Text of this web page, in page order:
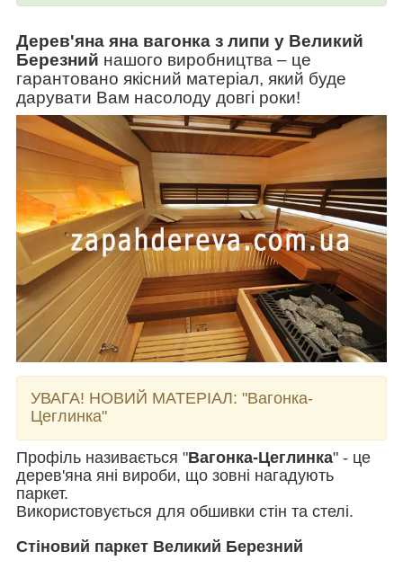
Дерев'яна яна вагонка з липи у Великий
Березний нашого виробництва – це
гарантовано якісний матеріал, який буде
дарувати Вам насолоду довгі роки!
УВАГА! НОВИЙ МАТЕРІАЛ: "Вагонка-
Цеглинка"
Профіль називається "Вагонка-Цеглинка" - це
дерев'яна яні вироби, що зовні нагадують
паркет.
Використовується для обшивки стін та стелі.
Стіновий паркет Великий Березний